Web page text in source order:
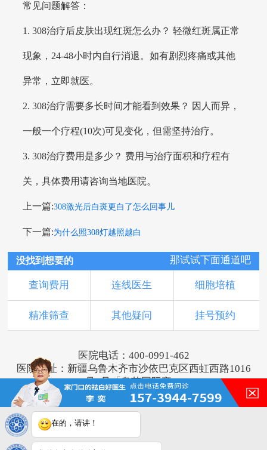
常见问题解答：
1. 308治疗后皮肤出现红斑怎么办？ 轻微红斑属正常
现象，24-48小时内自行消退。如有剧烈疼痛或其他
异常，立即就医。
2. 308治疗需要多长时间才能看到效果？ 因人而异，
一般一个疗程(10次)可见变化，但需坚持治疗。
3. 308治疗费用是多少？ 费用与治疗面积和疗程有
关，具体费用请咨询当地医院。
上一篇:308激光后白斑更白了怎么回事儿
下一篇:为什么照308灯越照越白
没找到想要的 那试试下面通道吧
查询费用 连线医生 细胞培植
精准筛查 其他疑问 挂号预约
医院电话：400-0991-462
医院地址：新疆乌鲁木齐市沙依巴克区西虹西路1016
号1号「奥莱国际旁」
版权所有：乌鲁木齐新军都皮肤病医院
新ICP备16001749号-2
注：本网站信息仅供参考，不能作为诊断及医疗依
据，服用药物或进行治疗时请遵医嘱。如有转载或引
用文章涉及版权问题，请与我们联系。
在的，请讲！